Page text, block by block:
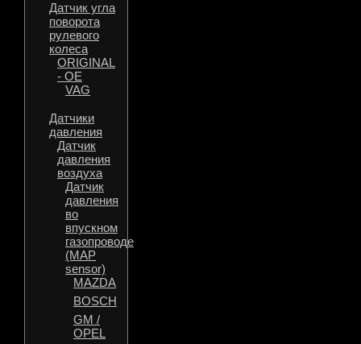
Датчик угла
поворота
рулевого
колеса
ORIGINAL
- OE
VAG
Датчики
давления
Датчик
давления
воздуха
Датчик
давления
во
впускном
газопроводе
(MAP
sensor)
MAZDA
BOSCH
GM /
OPEL